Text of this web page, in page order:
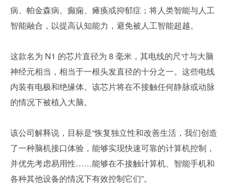
病、帕金森病、癫痫、瘫痪或抑郁症；将人类智能与人工
智能融合，以提高认知能力，避免被人工智能超越。
这款名为 N1 的芯片直径为 8 毫米，其电线的尺寸与大脑
神经元相当，相当于一根头发直径的十分之一。这些电线
内装有电极和绝缘体。该芯片将在不接触任何静脉或动脉
的情况下被植入大脑。
该公司解释说，目标是“恢复独立性和改善生活，我们创造
了一种脑机接口体验，能够实现快速可靠的计算机控制，
并优先考虑易用性……能够在不接触计算机、智能手机和
各种其他设备的情况下有效控制它们”。